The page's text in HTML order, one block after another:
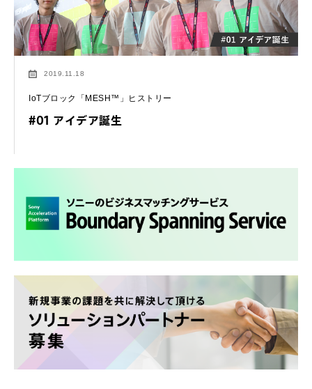
2019.11.18
IoTブロック「MESH™」ヒストリー
#01 アイデア誕生